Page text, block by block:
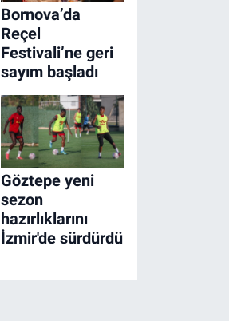
Bornova’da
Reçel
Festivali’ne geri
sayım başladı
Göztepe yeni
sezon
hazırlıklarını
İzmir'de sürdürdü